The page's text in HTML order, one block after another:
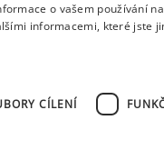
o vašem používání
informacemi, které jste
CÍLENÍ